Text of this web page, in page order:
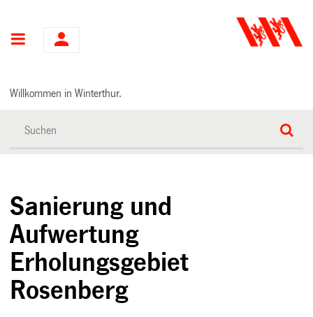
Hauptnavigation
Willkommen in Winterthur.
Sanierung und
Aufwertung
Erholungsgebiet
Rosenberg